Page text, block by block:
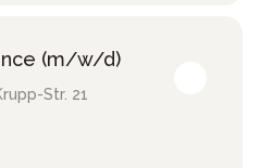
(m/w/d)
Str. 21